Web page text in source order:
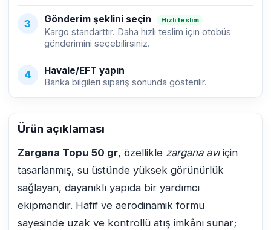
3 Gönderim şeklini seçin Hızlı teslim
Kargo standarttır. Daha hızlı teslim için otobüs
gönderimini seçebilirsiniz.
4 Havale/EFT yapın
Banka bilgileri sipariş sonunda gösterilir.
Ürün açıklaması
Zargana Topu 50 gr, özellikle zargana avıiçin
tasarlanmış, su üstünde yüksek görünürlük
sağlayan, dayanıklı yapıda bir yardımcı
ekipmandır. Hafif ve aerodinamik formu
sayesinde uzak ve kontrollü atış imkânı sunar;